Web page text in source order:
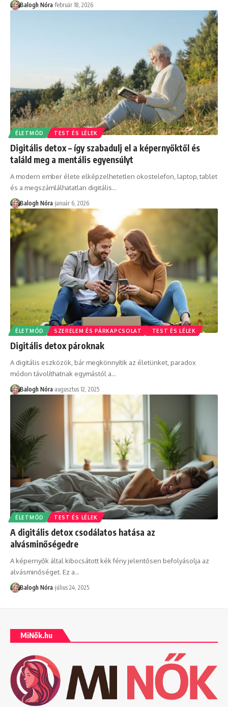
Balogh Nóra február 18, 2026
ÉLETMÓD TEST ÉS LÉLEK
Digitális detox – így szabadulj el a képernyőktől és
találd meg a mentális egyensúlyt
A modern ember élete elképzelhetetlen okostelefon, laptop, tablet
és a megszámlálhatatlan digitális…
Balogh Nóra január 6, 2026
ÉLETMÓD SZERELEM ÉS PÁRKAPCSOLAT TEST ÉS LÉLEK
Digitális detox pároknak
A digitális eszközök, bár megkönnyítik az életünket, paradox
módon távolíthatnak egymástól a…
Balogh Nóra augusztus 12, 2025
ÉLETMÓD TEST ÉS LÉLEK
A digitális detox csodálatos hatása az
alvásminőségedre
A képernyők által kibocsátott kék fény jelentősen befolyásolja az
alvásminőséget. Ez a…
Balogh Nóra július 24, 2025
MiNők.hu